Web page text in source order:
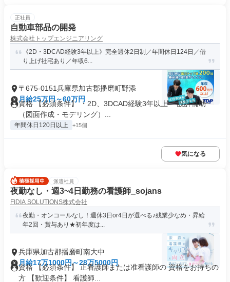
正社員
自動車部品の開発
株式会社トップエンジニアリング
《2D・3DCAD経験3年以上》完全週休2日制／年間休日124日／借
り上げ社宅あり／年収6...
〒675-0151兵庫県加古郡播磨町野添
月給25万円～60万円
資格 【必須条件】 ・2D、3DCAD経験3年以上 ・設計補助
（図面作成・モデリング）...
年間休日120日以上 +15個
気になる
派遣社員
夜勤なし・週3~4日勤務の看護師_sojans
FIDIA SOLUTIONS株式会社
夜勤・オンコールなし！週休3日or4日が選べる♪残業少なめ・昇給
年2回・賞与あり★初年度は...
兵庫県加古郡播磨町南大中
月給17万1000円～28万5000円
資格 【必須条件】 正看護師または准看護師の 資格をお持ちの
方 【歓迎条件】 看護師...